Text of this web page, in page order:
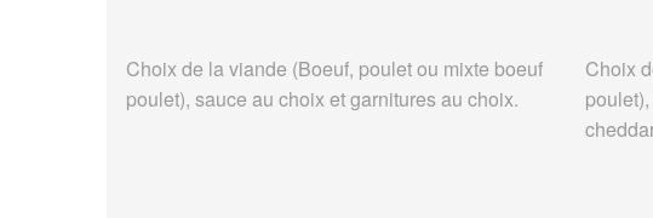
Choix de la viande (Boeuf, poulet ou mixte boeuf
poulet), sauce au choix et garnitures au choix.
Choix